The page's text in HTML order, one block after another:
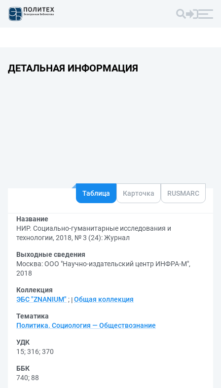
ДЕТАЛЬНАЯ ИНФОРМАЦИЯ
Таблица Карточка RUSMARC
Название
НИР. Социально-гуманитарные исследования и
технологии, 2018, № 3 (24): Журнал
Выходные сведения
Москва: ООО "Научно-издательский центр ИНФРА-М",
2018
Коллекция
ЭБС "ZNANIUM" ; Общая коллекция
Тематика
Политика. Социология — Обществознание
УДК
15;316;370
ББК
740;88